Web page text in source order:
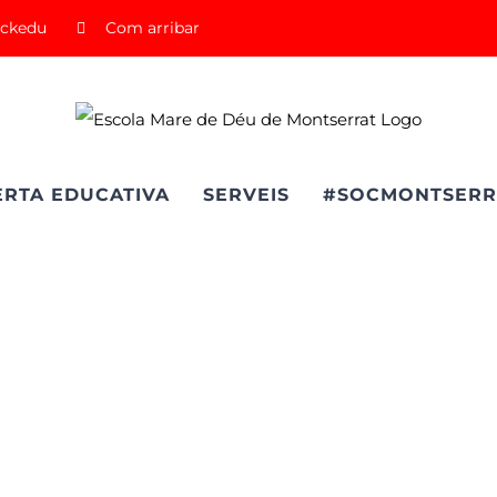
Com arribar
EDUCATIVA SERVEIS